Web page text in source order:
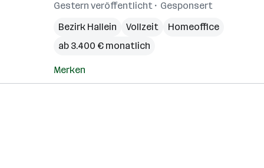
Gestern veröffentlicht
Gesponsert
Bezirk Hallein
Vollzeit
Homeoffice
ab 3.400 € monatlich
Merken